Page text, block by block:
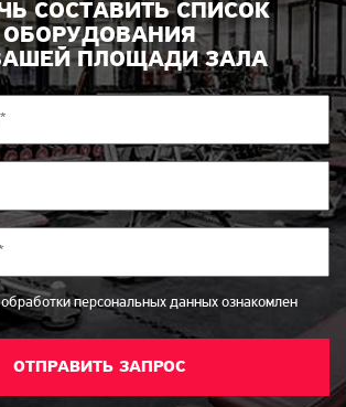
СОСТАВИТЬ СПИСОК
ОБОРУДОВАНИЯ
ПЛОЩАДИ ЗАЛА
персональных данных ознакомлен